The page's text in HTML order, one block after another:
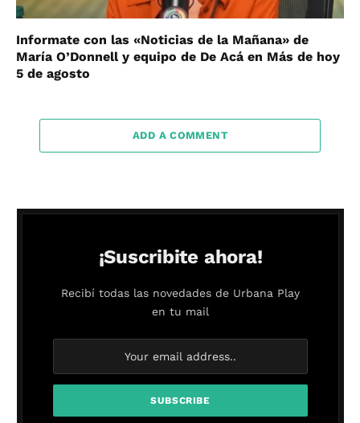
Informate con las «Noticias de la Mañana» de
María O’Donnell y equipo de De Acá en Más de hoy
5 de agosto
ADD A COMMENT
¡Suscribite ahora!
Recibí todas las novedades de Urbana Play
en tu mail